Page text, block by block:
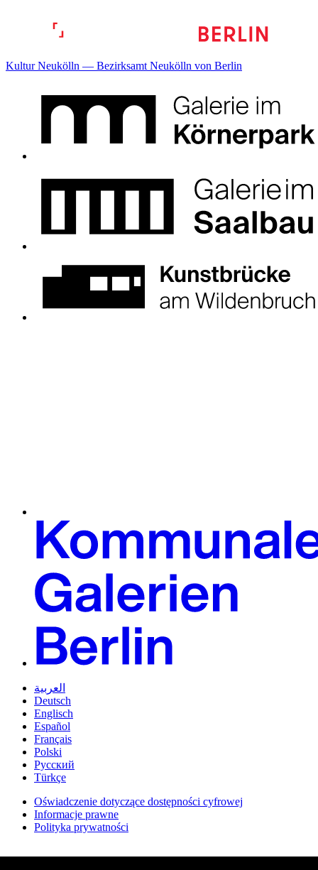
Kultur Neukölln — Bezirksamt Neukölln von Berlin
العربية
Deutsch
Englisch
Español
Français
Polski
Русский
Türkçe
Oświadczenie dotyczące dostępności cyfrowej
Informacje prawne
Polityka prywatności